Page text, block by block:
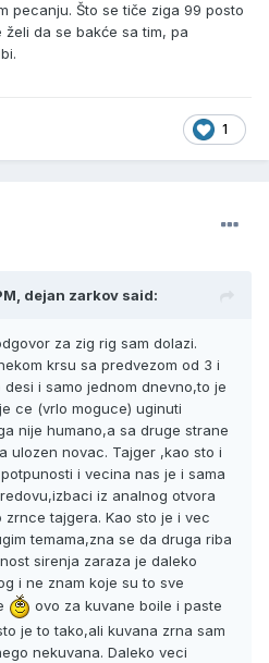
pecanju. Što se tiče ziga 99 posto
da se bakće sa tim, pa
1
dejan zarkov said:
za zig rig sam dolazi.
krsu sa predvezom od 3 i
i samo jednom dnevno,to je
ce (vrlo moguce) uginuti
nije humano,a sa druge strane
ulozen novac. Tajger ,kao sto i
i vecina nas je i sama
iz analnog otvora
tajgera. Kao sto je i vec
temama,zna se da druga riba
sirenja zaraza je daleko
i ne znam koje su to sve
ovo za kuvane boile i paste
je to tako,ali kuvana zrna sam
nekuvana. Daleko veci